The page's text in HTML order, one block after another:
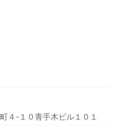
４-１０青手木ビル１０１